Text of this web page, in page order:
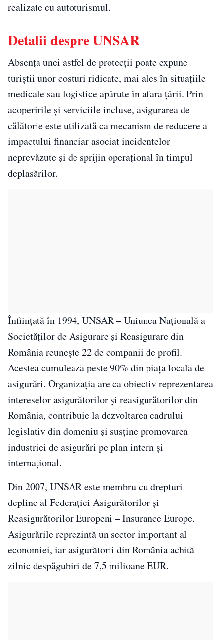
realizate cu autoturismul.
Detalii despre UNSAR
Absența unei astfel de protecții poate expune
turiștii unor costuri ridicate, mai ales în situațiile
medicale sau logistice apărute în afara țării. Prin
acoperirile și serviciile incluse, asigurarea de
călătorie este utilizată ca mecanism de reducere a
impactului financiar asociat incidentelor
neprevăzute și de sprijin operațional în timpul
deplasărilor.
Înființată în 1994, UNSAR – Uniunea Națională a
Societăților de Asigurare și Reasigurare din
România reunește 22 de companii de profil.
Acestea cumulează peste 90% din piața locală de
asigurări. Organizația are ca obiectiv reprezentarea
intereselor asigurătorilor și reasigurătorilor din
România, contribuie la dezvoltarea cadrului
legislativ din domeniu și susține promovarea
industriei de asigurări pe plan intern și
internațional.
Din 2007, UNSAR este membru cu drepturi
depline al Federației Asigurătorilor și
Reasigurătorilor Europeni – Insurance Europe.
Asigurările reprezintă un sector important al
economiei, iar asigurătorii din România achită
zilnic despăgubiri de 7,5 milioane EUR.